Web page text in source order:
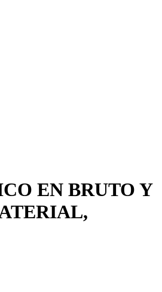
EN BRUTO Y